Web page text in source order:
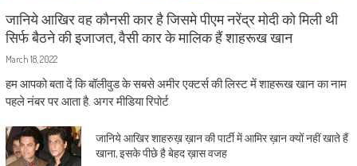
जानिये आखिर वह कौनसी कार है जिसमे पीएम नरेंद्र मोदी को मिली थी
सिर्फ बैठने की इजाजत, वैसी कार के मालिक हैं शाहरूख खान
March 18, 2022
हम आपको बता दें कि बॉलीवुड के सबसे अमीर एक्टर्स की लिस्ट में शाहरूख खान का नाम
पहले नंबर पर आता है. अगर मीडिया रिपोर्ट
जानिये आखिर शाहरुख़ ख़ान की पार्टी में आमिर ख़ान क्यों नहीं खाते हैं
खाना, इसके पीछे है बेहद ख़ास वजह